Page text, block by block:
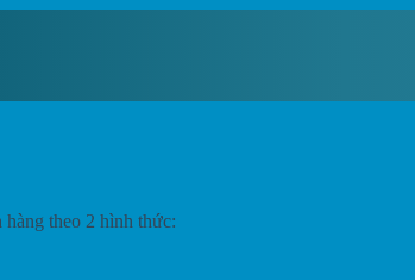
hàng theo 2 hình thức: